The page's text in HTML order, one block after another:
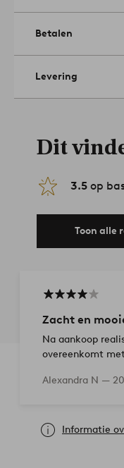
Betalen
Levering
Dit
3.5 op
Toon alle
Zacht en
Na aankoop
overeenkomt
cm. Prachtige
Alexandra N —
Informatie